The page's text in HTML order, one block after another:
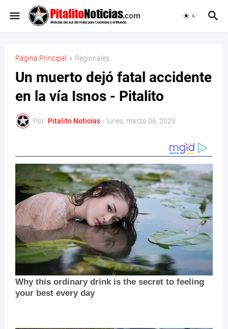
Página Principal Regionales
Un muerto dejó fatal accidente
en la vía Isnos - Pitalito
Por: Pitalito Noticias - lunes, marzo 06, 2023